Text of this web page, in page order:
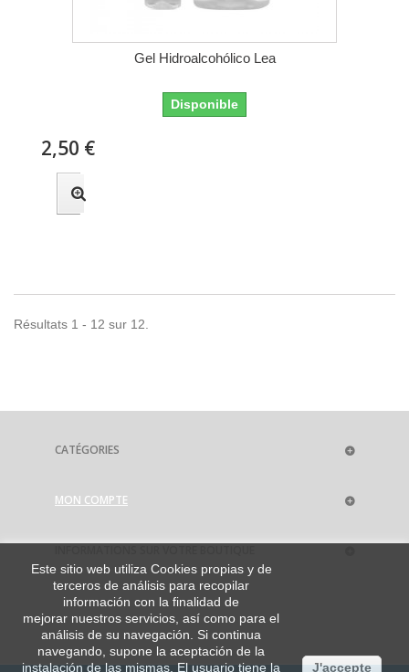
Gel Hidroalcohólico Lea
Disponible
2,50 €
Résultats 1 - 12 sur 12.
CATÉGORIES
MON COMPTE
Este sitio web utiliza Cookies propias y de
terceros de análisis para recopilar
información con la finalidad de
mejorar nuestros servicios, así como para el
análisis de su navegación. Si continua
navegando, supone la aceptación de la
instalación de las mismas. El usuario tiene la
J'accepte